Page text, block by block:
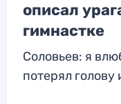
описал
гимнастке
Соловьев: я
потерял голову